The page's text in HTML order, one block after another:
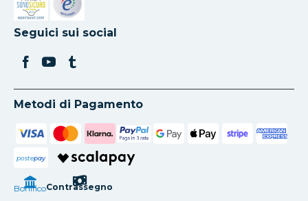
Si apre in una nuova scheda
Si apre in una nuova scheda
Seguici sui social
Metodi di Pagamento
postepay
BonificoContrassegno